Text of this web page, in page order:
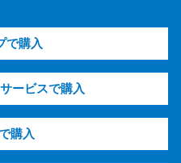
で購入
ービスで購入
購入